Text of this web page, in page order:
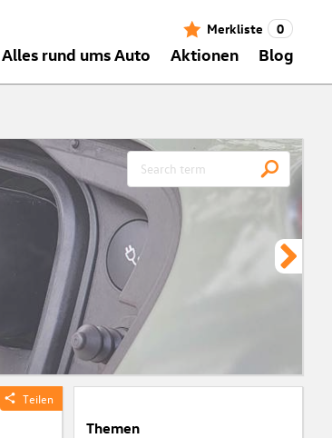
Merkliste 0
Alles rund ums Auto Aktionen Blog
Teilen
Themen